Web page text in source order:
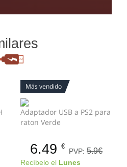
Más vendido
Adaptador USB a PS2 para
raton Verde
6.49 €
PVP: 5.9€
Recíbelo el Lunes